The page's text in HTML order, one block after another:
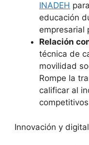
INADEH
educación
empresarial
Relación
técnica de
movilidad
Rompe la
calificar al
Innovación y